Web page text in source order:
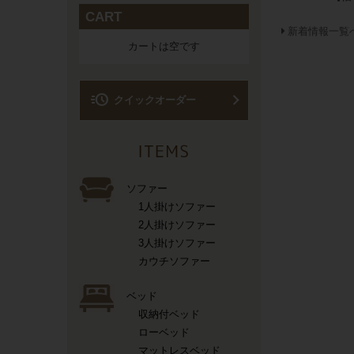
新着情報一覧
CART
カートは空です
acute クイックオーダー
ソファー
1人掛けソファー
2人掛けソファー
3人掛けソファー
カウチソファー
ベッド
収納付ベッド
ローベッド
マットレスベッド